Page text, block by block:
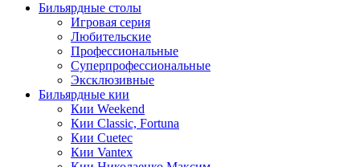
Бильярдные столы
Игровая серия
Любительские
Профессиональные
Суперпрофессиональные
Эксклюзивные
Бильярдные кии
Кии Weekend
Кии Classic, Fortuna
Кии Cuetec
Кии Vantex